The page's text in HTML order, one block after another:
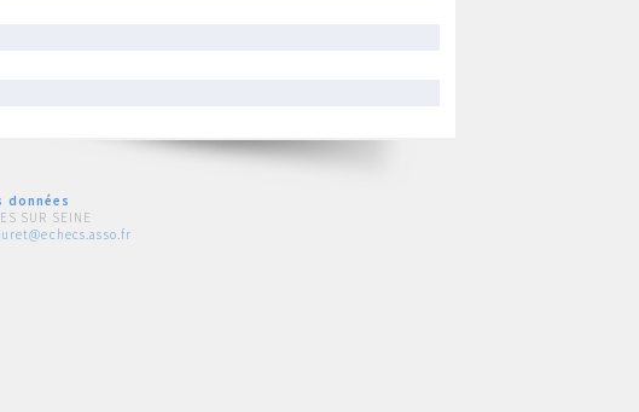
données
SUR SEINE